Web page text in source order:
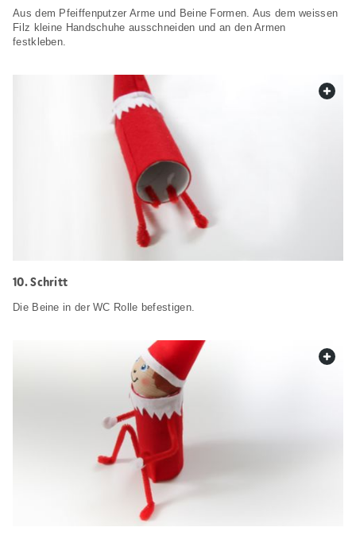
Aus dem Pfeiffenputzer Arme und Beine Formen. Aus dem weissen
Filz kleine Handschuhe ausschneiden und an den Armen
festkleben.
Schritt
Die Beine in der WC Rolle befestigen.